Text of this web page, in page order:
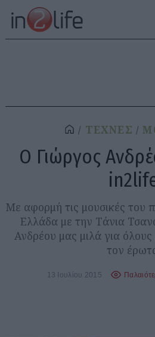
ΤΕΧΝΕΣ
Ο Γιώργος
Με αφορμή τις μουσικές του
Ελλάδα με την Τάνια
Ανδρέου μας μιλά για όλους
τον
13 Ιουλίου 2015